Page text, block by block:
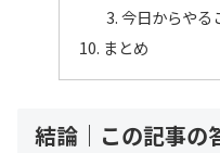
今日からやる
まとめ
結論｜この記事の